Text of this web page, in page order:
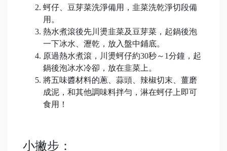
蚵仔、豆芽菜洗淨備用，韭菜洗乾淨切段備
用。
熱水煮滾後先川燙韭菜及豆芽菜，起鍋後泡
一下冰水、瀝乾，放入盤中鋪底。
原過熱水煮滾，川燙蚵仔約30秒～1分鐘，起
鍋後泡冰水冷卻，放在韭菜上。
將五味醬材料的蔥、蒜頭、辣椒切末、薑磨
成泥，和其他調味料拌勻，淋在蚵仔上即可
食用！
小撇步：